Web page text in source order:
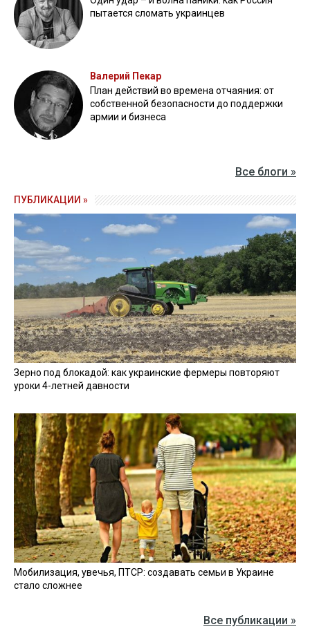
пытается сломать украинцев
Валерий Пекар
План действий во времена отчаяния: от
собственной безопасности до поддержки
армии и бизнеса
Все блоги »
ПУБЛИКАЦИИ »
Зерно под блокадой: как украинские фермеры повторяют
уроки 4-летней давности
Мобилизация, увечья, ПТСР: создавать семьи в Украине
стало сложнее
Все публикации »